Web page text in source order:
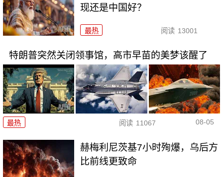
现还是中国好？
最热 阅读 13001
特朗普突然关闭领事馆，高市早苗的美梦该醒了
最热 阅读 11067 08-05
赫梅利尼茨基7小时殉爆，乌后方
比前线更致命